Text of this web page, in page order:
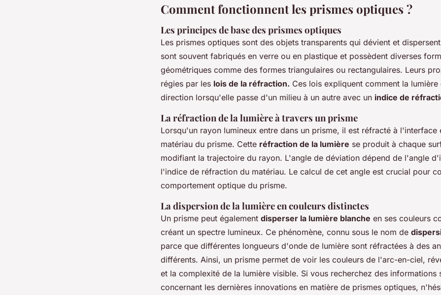
Comment fonctionnent les prismes optiques ?
Les principes de base des prismes optiques
Les prismes optiques sont des objets transparents qui dévient et
sont souvent fabriqués en verre ou en plastique et possèdent diverses
géométriques comme des formes triangulaires ou rectangulaires. Leurs
régies par les lois de la réfraction. Ces lois expliquent comment la lumière
direction lorsqu'elle passe d'un milieu à un autre avec un indice de
La réfraction de la lumière à travers un prisme
Lorsqu'un rayon lumineux entre dans un prisme, il est réfracté à l'interface
matériau du prisme. Cette réfraction de la lumière se produit à chaque
modifiant la trajectoire du rayon. L'angle de déviation dépend de l'angle
l'indice de réfraction du matériau. Le calcul de cet angle est crucial pour
comportement optique du prisme.
La dispersion de la lumière en couleurs distinctes
Un prisme peut également disperser la lumière blanche en ses couleurs
créant un spectre lumineux. Ce phénomène, connu sous le nom de
parce que différentes longueurs d'onde de lumière sont réfractées à des
différents. Ainsi, un prisme permet de voir les couleurs de l'arc-en-ciel,
et la complexité de la lumière visible. Si vous recherchez des informations
concernant les dernières innovations en matière de prismes optiques,